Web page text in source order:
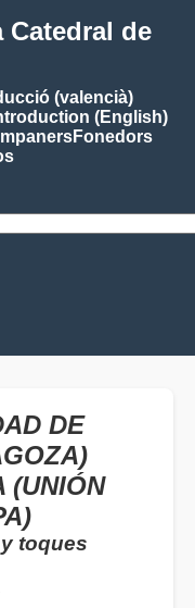
Catedral de
(valencià)
(English)
Fonedors
DE
(UNIÓN
toques